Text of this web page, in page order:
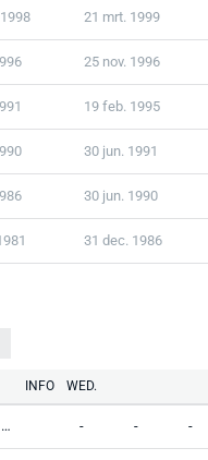
21 mrt. 1999
25 nov. 1996
19 feb. 1995
30 jun. 1991
30 jun. 1990
31 dec. 1986
INFO WED.
Premier League - - -